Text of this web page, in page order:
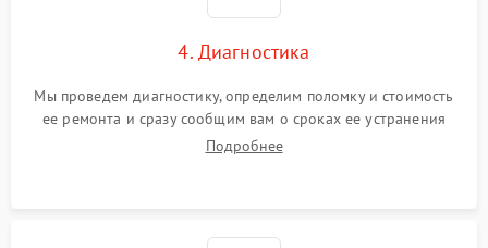
4. Диагностика
Мы проведем диагностику, определим поломку и стоимость
ее ремонта и сразу сообщим вам о сроках ее устранения
Подробнее